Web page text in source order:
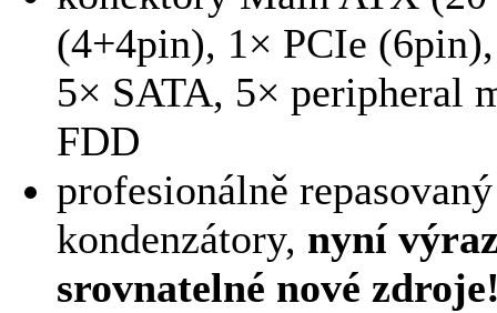
(4+4pin), 1× PCIe
5× SATA, 5× peripheral
FDD
profesionálně
kondenzátory, nyní
srovnatelné nové